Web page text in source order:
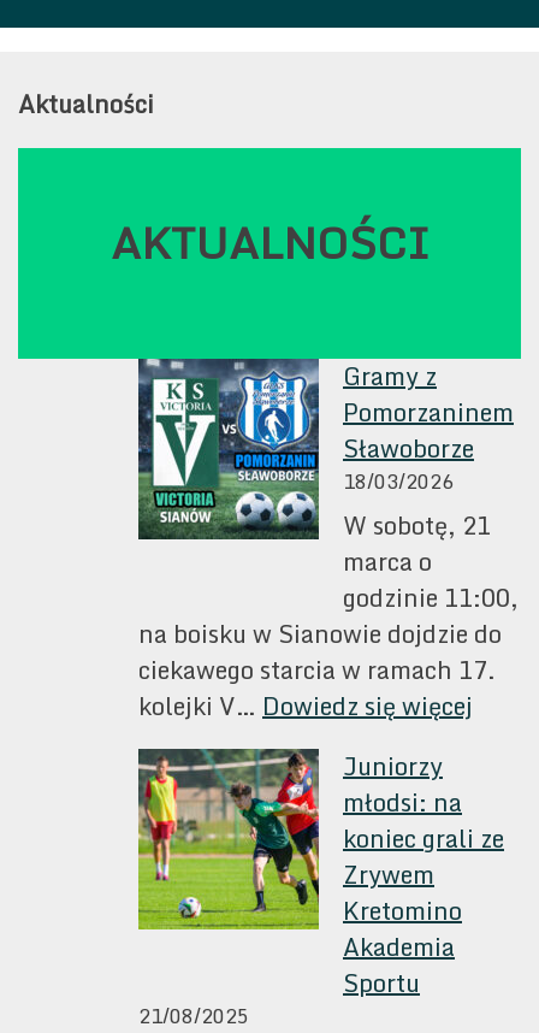
Aktualności
AKTUALNOŚCI
Gramy z
Pomorzaninem
Sławoborze
18/03/2026
W sobotę, 21
marca o
godzinie 11:00,
na boisku w Sianowie dojdzie do
ciekawego starcia w ramach 17.
kolejki V… Dowiedz się więcej
Juniorzy
młodsi: na
koniec grali ze
Zrywem
Kretomino
Akademia
Sportu
21/08/2025